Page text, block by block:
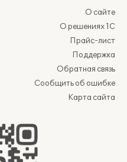
О сайте
О решениях 1С
Прайс-лист
Поддержка
Обратная связь
Сообщить об ошибке
Карта сайта